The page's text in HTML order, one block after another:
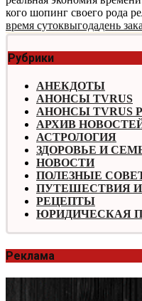
кого шопинг своего рода
время сутоквыгодадень
Рубрики
АНЕКДОТЫ
АНОНСЫ TVRUS
АНОНСЫ TVRUS
АРХИВ
АСТРОЛОГИЯ
ЗДОРОВЬЕ И
НОВОСТИ
ПОЛЕЗНЫЕ
ПУТЕШЕСТВИЯ
РЕЦЕПТЫ
ЮРИДИЧЕСКАЯ
Реклама